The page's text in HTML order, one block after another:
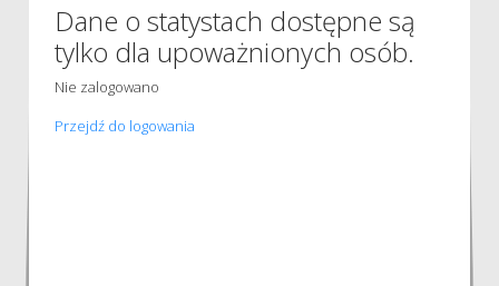
Dane o statystach dostępne są
tylko dla upoważnionych osób.
Nie zalogowano
Przejdź do logowania